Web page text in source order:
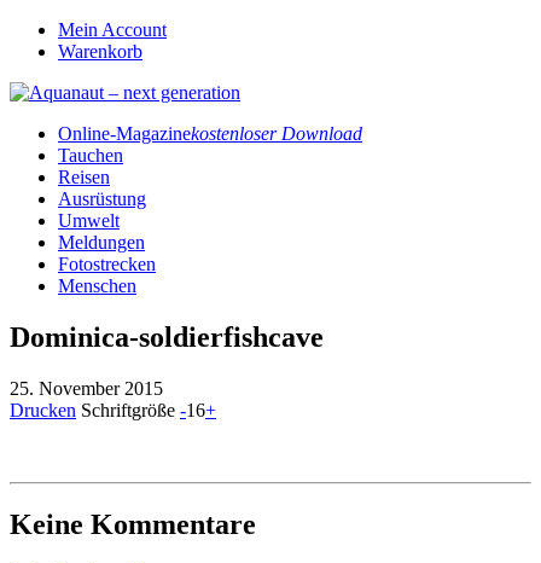
Mein Account
Warenkorb
Online-Magazinekostenloser Download
Tauchen
Reisen
Ausrüstung
Umwelt
Meldungen
Fotostrecken
Menschen
Dominica-soldierfishcave
25. November 2015
Drucken Schriftgröße -16+
Keine Kommentare